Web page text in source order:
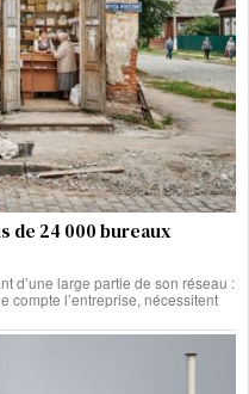
de 24 000 bureaux
d’une large partie de son réseau :
compte l’entreprise, nécessitent